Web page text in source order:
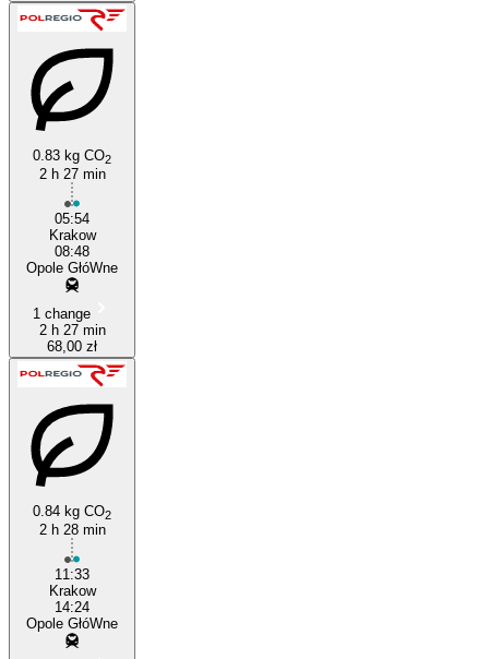
0.83 kg CO2
2 h 27 min
05:54
Krakow
08:48
Opole GłóWne
1 change
2 h 27 min
68,00 zł
0.84 kg CO2
2 h 28 min
11:33
Krakow
14:24
Opole GłóWne